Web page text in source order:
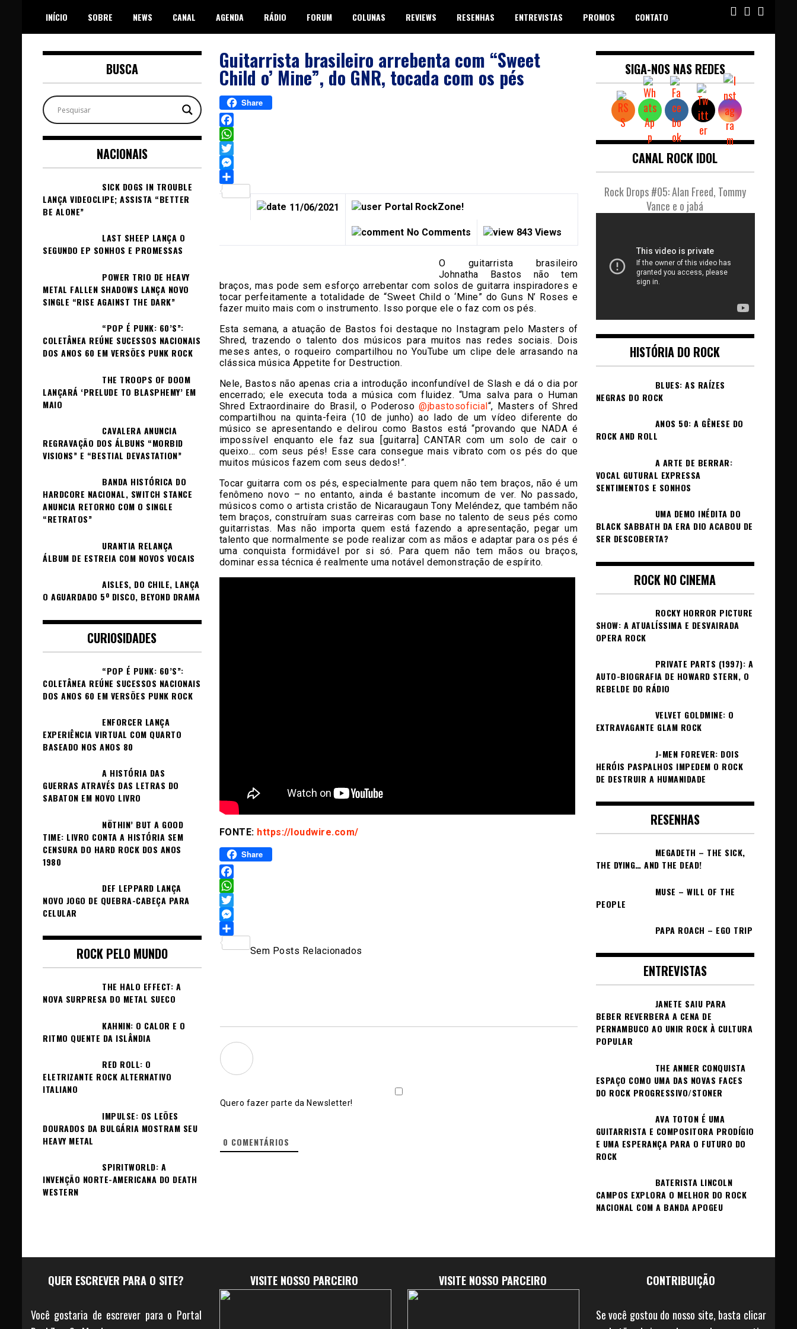
content
INÍCIO SOBRE NEWS CANAL AGENDA RÁDIO FORUM COLUNAS REVIEWS RESENHAS ENTREVISTAS PROMOS CONTATO
Guitarrista brasileiro arrebenta com “Sweet
Child o’ Mine”, do GNR, tocada com os pés
Share
Facebook
WhatsApp
Twitter
Messenger
Share
11/06/2021 Portal RockZone!
No Comments 843 Views
O guitarrista brasileiro
Johnatha Bastos não tem
braços, mas pode sem esforço arrebentar com solos de guitarra inspiradores e
tocar perfeitamente a totalidade de “Sweet Child o ‘Mine” do Guns N’ Roses e
fazer muito mais com o instrumento. Isso porque ele o faz com os pés.
Esta semana, a atuação de Bastos foi destaque no Instagram pelo Masters of
Shred, trazendo o talento dos músicos para muitos nas redes sociais. Dois
meses antes, o roqueiro compartilhou no YouTube um clipe dele arrasando na
clássica música Appetite for Destruction.
Nele, Bastos não apenas cria a introdução inconfundível de Slash e dá o dia por
encerrado; ele executa toda a música com fluidez. “Uma salva para o Human
Shred Extraordinaire do Brasil, o Poderoso@jbastosoficial“, Masters of Shred
compartilhou na quinta-feira (10 de junho) ao lado de um vídeo diferente do
músico se apresentando e delirou como Bastos está “provando que NADA é
impossível enquanto ele faz sua [guitarra] CANTAR com um solo de cair o
queixo… com seus pés! Esse cara consegue mais vibrato com os pés do que
muitos músicos fazem com seus dedos!”.
Tocar guitarra com os pés, especialmente para quem não tem braços, não é um
fenômeno novo – no entanto, ainda é bastante incomum de ver. No passado,
músicos como o artista cristão de Nicaraugaun Tony Meléndez, que também não
tem braços, construíram suas carreiras com base no talento de seus pés como
guitarristas. Mas não importa quem está fazendo a apresentação, pegar um
talento que normalmente se pode realizar com as mãos e adaptar para os pés é
uma conquista formidável por si só. Para quem não tem mãos ou braços,
dominar essa técnica é realmente uma notável demonstração de espírito.
FONTE: https://loudwire.com/
Share
Facebook
WhatsApp
Twitter
Messenger
Sem Posts Relacionados
Quero fazer parte da Newsletter!
0 COMENTÁRIOS
BUSCA
NACIONAIS
SICK DOGS IN TROUBLE
LANÇA VIDEOCLIPE; ASSISTA “BETTER
BE ALONE”
LAST SHEEP LANÇA O
SEGUNDO EP SONHOS E PROMESSAS
POWER TRIO DE HEAVY
METAL FALLEN SHADOWS LANÇA NOVO
SINGLE “RISE AGAINST THE DARK”
“POP É PUNK: 60’S”:
COLETÂNEA REÚNE SUCESSOS NACIONAIS
DOS ANOS 60 EM VERSÕES PUNK ROCK
THE TROOPS OF DOOM
LANÇARÁ ‘PRELUDE TO BLASPHEMY’ EM
MAIO
CAVALERA ANUNCIA
REGRAVAÇÃO DOS ÁLBUNS “MORBID
VISIONS” E “BESTIAL DEVASTATION”
BANDA HISTÓRICA DO
HARDCORE NACIONAL, SWITCH STANCE
ANUNCIA RETORNO COM O SINGLE
“RETRATOS”
URANTIA RELANÇA
ÁLBUM DE ESTREIA COM NOVOS VOCAIS
AISLES, DO CHILE, LANÇA
O AGUARDADO 5º DISCO, BEYOND DRAMA
CURIOSIDADES
“POP É PUNK: 60’S”:
COLETÂNEA REÚNE SUCESSOS NACIONAIS
DOS ANOS 60 EM VERSÕES PUNK ROCK
ENFORCER LANÇA
EXPERIÊNCIA VIRTUAL COM QUARTO
BASEADO NOS ANOS 80
A HISTÓRIA DAS
GUERRAS ATRAVÉS DAS LETRAS DO
SABATON EM NOVO LIVRO
NÖTHIN’ BUT A GOOD
TIME: LIVRO CONTA A HISTÓRIA SEM
CENSURA DO HARD ROCK DOS ANOS
1980
DEF LEPPARD LANÇA
NOVO JOGO DE QUEBRA-CABEÇA PARA
CELULAR
ROCK PELO MUNDO
THE HALO EFFECT: A
NOVA SURPRESA DO METAL SUECO
KAHNIN: O CALOR E O
RITMO QUENTE DA ISLÂNDIA
RED ROLL: O
ELETRIZANTE ROCK ALTERNATIVO
ITALIANO
IMPULSE: OS LEÕES
DOURADOS DA BULGÁRIA MOSTRAM SEU
HEAVY METAL
SPIRITWORLD: A
INVENÇÃO NORTE-AMERICANA DO DEATH
WESTERN
SIGA-NOS NAS REDES
CANAL ROCK IDOL
Rock Drops #05: Alan Freed, Tommy
Vance e o jabá
HISTÓRIA DO ROCK
BLUES: AS RAÍZES
NEGRAS DO ROCK
ANOS 50: A GÊNESE DO
ROCK AND ROLL
A ARTE DE BERRAR:
VOCAL GUTURAL EXPRESSA
SENTIMENTOS E SONHOS
UMA DEMO INÉDITA DO
BLACK SABBATH DA ERA DIO ACABOU DE
SER DESCOBERTA?
ROCK NO CINEMA
ROCKY HORROR PICTURE
SHOW: A ATUALÍSSIMA E DESVAIRADA
OPERA ROCK
PRIVATE PARTS (1997): A
AUTO-BIOGRAFIA DE HOWARD STERN, O
REBELDE DO RÁDIO
VELVET GOLDMINE: O
EXTRAVAGANTE GLAM ROCK
J-MEN FOREVER: DOIS
HERÓIS PASPALHOS IMPEDEM O ROCK
DE DESTRUIR A HUMANIDADE
RESENHAS
MEGADETH – THE SICK,
THE DYING… AND THE DEAD!
MUSE – WILL OF THE
PEOPLE
PAPA ROACH – EGO TRIP
ENTREVISTAS
JANETE SAIU PARA
BEBER REVERBERA A CENA DE
PERNAMBUCO AO UNIR ROCK À CULTURA
POPULAR
THE ANMER CONQUISTA
ESPAÇO COMO UMA DAS NOVAS FACES
DO ROCK PROGRESSIVO/STONER
AVA TOTON É UMA
GUITARRISTA E COMPOSITORA PRODÍGIO
E UMA ESPERANÇA PARA O FUTURO DO
ROCK
BATERISTA LINCOLN
CAMPOS EXPLORA O MELHOR DO ROCK
NACIONAL COM A BANDA APOGEU
QUER ESCREVER PARA O SITE?
Você gostaria de escrever para o Portal
VISITE NOSSO PARCEIRO VISITE NOSSO PARCEIRO CONTRIBUIÇÃO
Se você gostou do nosso site, basta clicar